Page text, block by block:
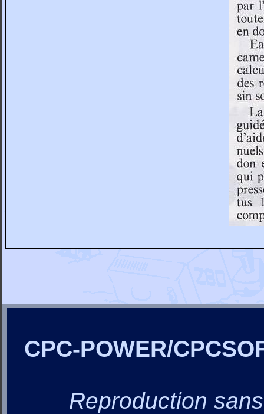
CPC-POWER/
Reproduction